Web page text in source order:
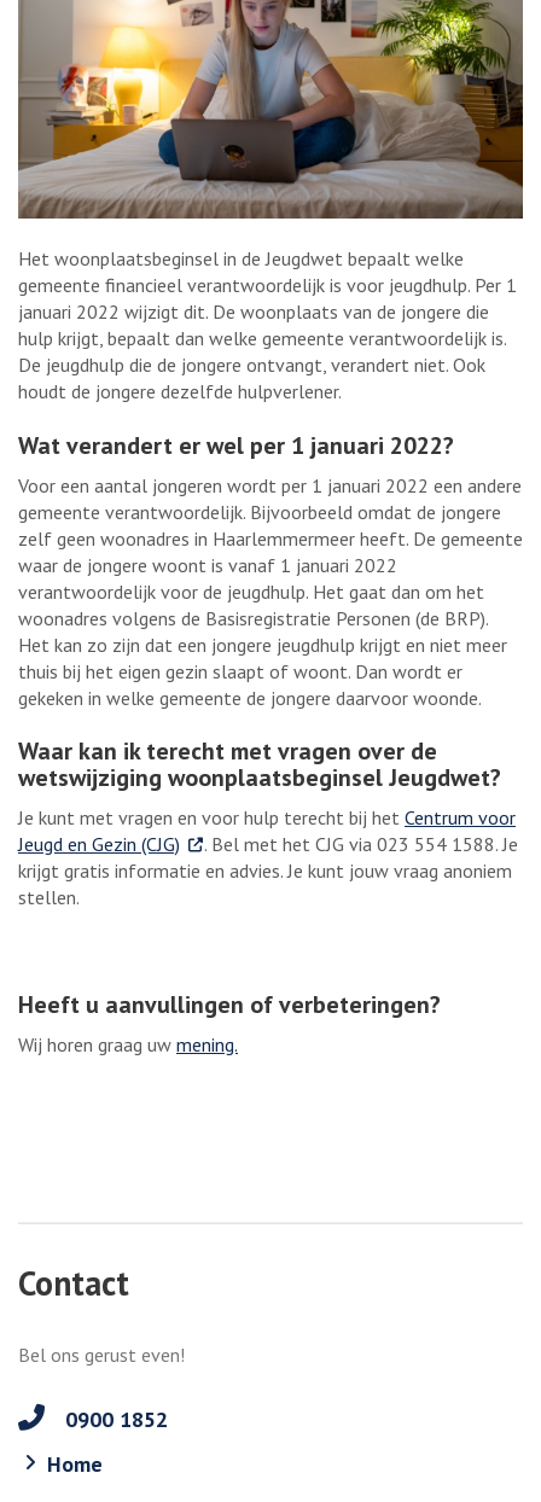
Het woonplaatsbeginsel in de Jeugdwet bepaalt welke
gemeente financieel verantwoordelijk is voor jeugdhulp. Per 1
januari 2022 wijzigt dit. De woonplaats van de jongere die
hulp krijgt, bepaalt dan welke gemeente verantwoordelijk is.
De jeugdhulp die de jongere ontvangt, verandert niet. Ook
houdt de jongere dezelfde hulpverlener.
Wat verandert er wel per 1 januari 2022?
Voor een aantal jongeren wordt per 1 januari 2022 een andere
gemeente verantwoordelijk. Bijvoorbeeld omdat de jongere
zelf geen woonadres in Haarlemmermeer heeft. De gemeente
waar de jongere woont is vanaf 1 januari 2022
verantwoordelijk voor de jeugdhulp. Het gaat dan om het
woonadres volgens de Basisregistratie Personen (de BRP).
Het kan zo zijn dat een jongere jeugdhulp krijgt en niet meer
thuis bij het eigen gezin slaapt of woont. Dan wordt er
gekeken in welke gemeente de jongere daarvoor woonde.
Waar kan ik terecht met vragen over de
wetswijziging woonplaatsbeginsel Jeugdwet?
Je kunt met vragen en voor hulp terecht bij het Centrum voor
Jeugd en Gezin (CJG) . Externe link
. Bel met het CJG via 023 554 1588. Je
krijgt gratis informatie en advies. Je kunt jouw vraag anoniem
stellen.
Heeft u aanvullingen of verbeteringen?
Wij horen graag uw mening.
Contact
Bel ons gerust even!
0900 1852
Home